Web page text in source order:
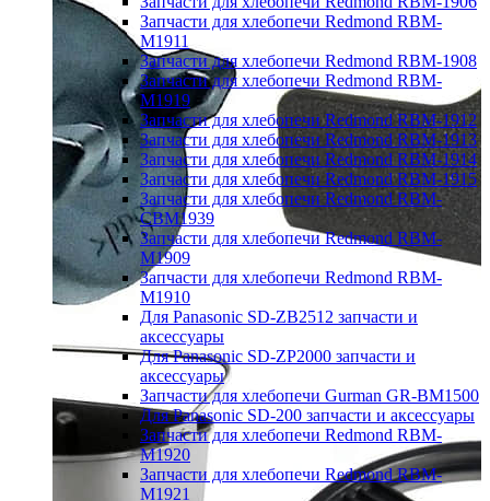
Запчасти для хлебопечи Redmond RBM-
M1911
Запчасти для хлебопечи Redmond RBM-1908
Запчасти для хлебопечи Redmond RBM-
M1919
Запчасти для хлебопечи Redmond RBM-1912
Запчасти для хлебопечи Redmond RBM-1913
Запчасти для хлебопечи Redmond RBM-1914
Запчасти для хлебопечи Redmond RBM-1915
Запчасти для хлебопечи Redmond RBM-
CBM1939
Запчасти для хлебопечи Redmond RBM-
M1909
Запчасти для хлебопечи Redmond RBM-
M1910
Для Panasonic SD-ZB2512 запчасти и
аксессуары
Для Panasonic SD-ZP2000 запчасти и
аксессуары
Запчасти для хлебопечи Gurman GR-BM1500
Для Panasonic SD-200 запчасти и аксессуары
Запчасти для хлебопечи Redmond RBM-
M1920
Запчасти для хлебопечи Redmond RBM-
M1921